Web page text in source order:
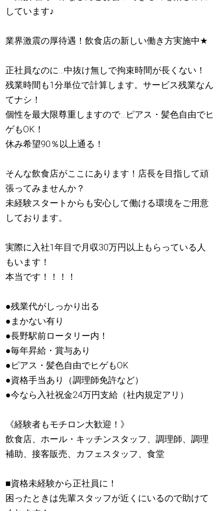
しています♪
業界激震の厚待遇！飲食店の新しい働き方実施中★
正社員なのに…中抜け無しで拘束時間が長くない！
残業時間も1分単位で計算します。サービス残業なん
てナシ！
個性を最大限尊重しますので…ピアス・髪色自由でヒ
ゲもOK！
休み希望90％以上通る！
そんな飲食店がここにあります！店長を目指して頑
張ってみませんか？
未経験スタートからも安心して働ける環境をご用意
しております。
実際に入社1年目で月収30万円以上もらっている人
もいます！
本当です！！！！
●残業代がしっかり出る
●まかない有り
●長野駅前ロータリー内！
●毎年昇給・賞与あり
●ピアス・髪色自由でヒゲもOK
●資格手当あり（調理師免許など）
●今なら入社祝金24万円支給（社内規定アリ）
《経験者もモチロン大歓迎！》
飲食店、ホール・キッチンスタッフ、調理師、調理
補助、接客販売、カフェスタッフ、食堂
■資格未経験から正社員に！
困ったときは先輩スタッフが近くにいるので助けて